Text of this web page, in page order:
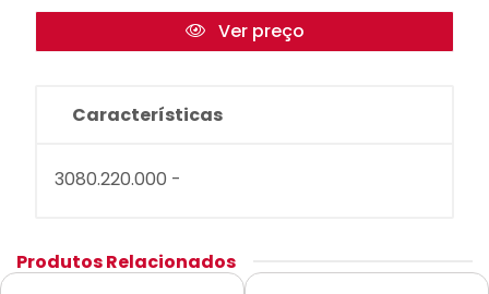
Ver preço
Características
3080.220.000 -
Produtos Relacionados